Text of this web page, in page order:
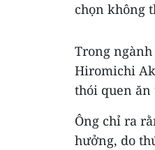
chọn không
Trong
Hiromichi
thói quen ăn
Ông chỉ ra
hưởng, do